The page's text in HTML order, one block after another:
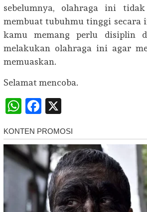
sebelumnya, olahraga ini
membuat tubuhmu tinggi secara
kamu memang perlu disiplin
melakukan olahraga ini agar
memuaskan.
Selamat mencoba.
WhatsApp
Facebook